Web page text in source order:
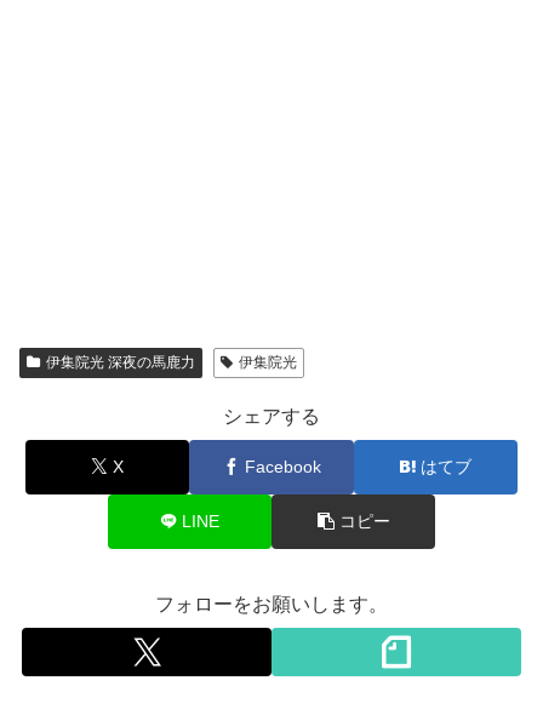
伊集院光 深夜の馬鹿力 伊集院光
シェアする
X Facebook はてブ
LINE コピー
フォローをお願いします。